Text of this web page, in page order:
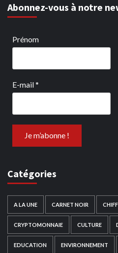
Abonnez-vous à notre
Prénom
E-mail*
Catégories
A LA UNE CARNET NOIR
CRYPTOMONNAIE CULTURE
EDUCATION ENVIRONNEMENT